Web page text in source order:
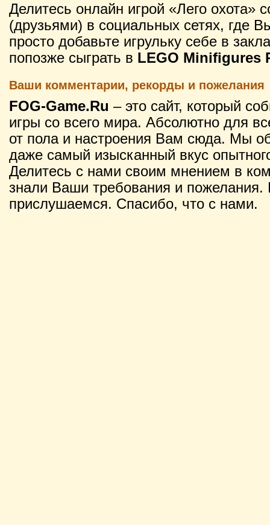
Делитесь онлайн игрой «Лего охота»
(друзьями) в социальных сетях, где
просто добавьте игрульку себе в
попозже сыграть в LEGO Minifigures
Ваши комментарии, рекорды и пожелания
FOG-Game.Ru – это сайт, который
игры со всего мира. Абсолютно для
от пола и настроения Вам сюда. Мы
даже самый изысканный вкус
Делитесь с нами своим мнением в
знали Ваши требования и
прислушаемся. Спасибо, что с нами.